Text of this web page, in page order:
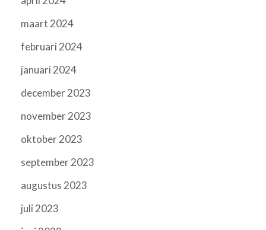
maart 2024
februari 2024
januari 2024
december 2023
november 2023
oktober 2023
september 2023
augustus 2023
juli 2023